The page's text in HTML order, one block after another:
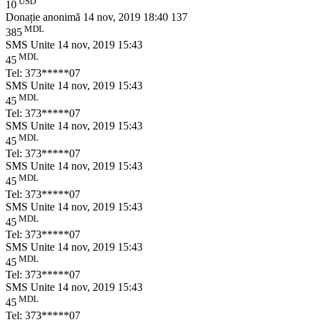
10
Donație anonimă 14 nov, 2019 18:40 137
385 MDL
SMS Unite 14 nov, 2019 15:43
45 MDL
Tel: 373*****07
SMS Unite 14 nov, 2019 15:43
45 MDL
Tel: 373*****07
SMS Unite 14 nov, 2019 15:43
45 MDL
Tel: 373*****07
SMS Unite 14 nov, 2019 15:43
45 MDL
Tel: 373*****07
SMS Unite 14 nov, 2019 15:43
45 MDL
Tel: 373*****07
SMS Unite 14 nov, 2019 15:43
45 MDL
Tel: 373*****07
SMS Unite 14 nov, 2019 15:43
45 MDL
Tel: 373*****07